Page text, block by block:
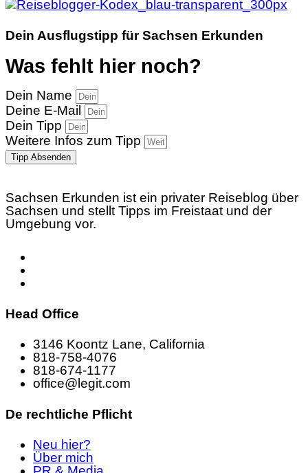
Dein Ausflugstipp für Sachsen Erkunden
Was fehlt hier noch?
Dein Name
Deine E-Mail
Dein Tipp
Weitere Infos zum Tipp
Tipp Absenden
Sachsen Erkunden ist ein privater Reiseblog über
Sachsen und stellt Tipps im Freistaat und der
Umgebung vor.
Head Office
3146 Koontz Lane, California
818-758-4076
818-674-1177
office@legit.com
De rechtliche Pflicht
Neu hier?
Über mich